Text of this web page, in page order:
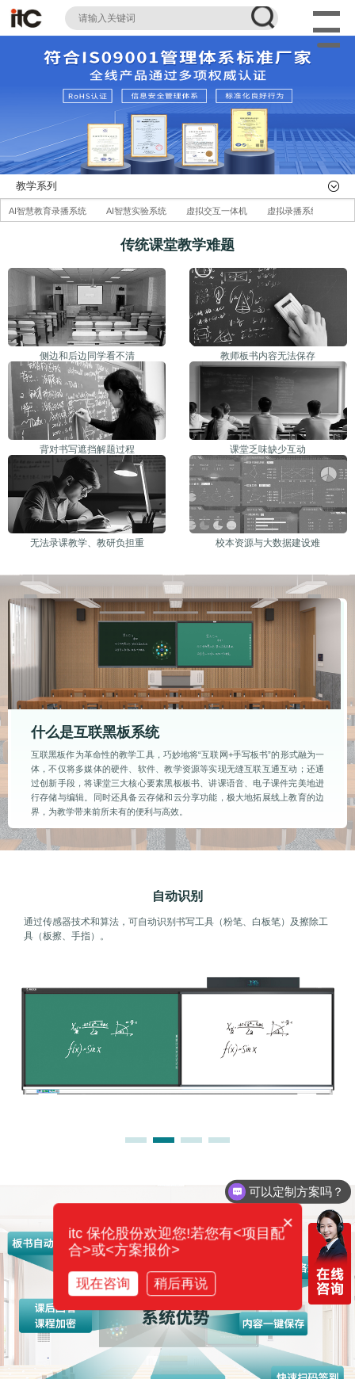
教学系列
AI智慧教育录播系统 AI智慧实验系统 虚拟交互一体机 虚拟录播系统
AI智慧校园场室管理系统 星闪无线麦克风教学扩声系统 AI智慧教室健康照明系统
传统课堂教学难题
侧边和后边同学看不清 教师板书内容无法保存
背对书写遮挡解题过程 课堂乏味缺少互动
无法录课教学、教研负担重 校本资源与大数据建设难
什么是互联黑板系统
互联黑板作为革命性的教学工具，巧妙地将“互联网+手写板书”的形式融为一
体，不仅将多媒体的硬件、软件、教学资源等实现无缝互联互通互动；还通
过创新手段，将课堂三大核心要素黑板板书、讲课语音、电子课件完美地进
行存储与编辑。同时还具备云存储和云分享功能，极大地拓展线上教育的边
界，为教学带来前所未有的便利与高效。
自动识别
通过传感器技术和算法，可自动识别书写工具（粉笔、白板笔）及擦除工
具（板擦、手指）。
可以定制方案吗？
×
itc 保伦股份欢迎您!若您有<项目配
合>或<方案报价>
现在咨询 稍后再说